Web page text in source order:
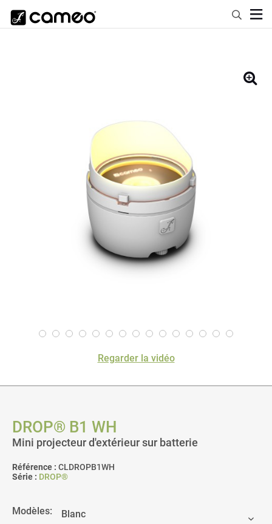
Regarder la vidéo
DROP® B1 WH
Mini projecteur d'extérieur sur batterie
Référence : CLDROPB1WH
Série : DROP®
Modèles: